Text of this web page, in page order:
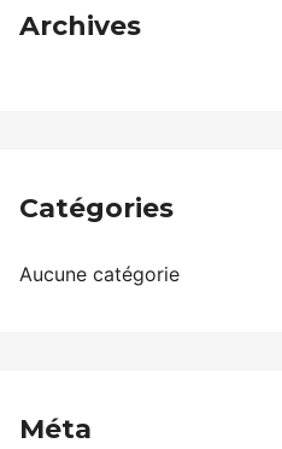
Archives
Catégories
Aucune catégorie
Méta